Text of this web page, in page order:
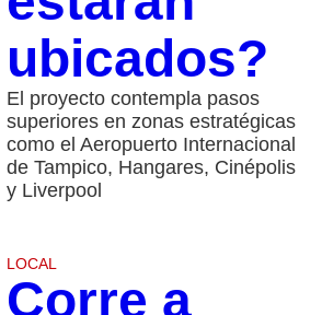
ubicados?
El proyecto contempla pasos
superiores en zonas estratégicas
como el Aeropuerto Internacional
de Tampico, Hangares, Cinépolis
y Liverpool
LOCAL
Corre a